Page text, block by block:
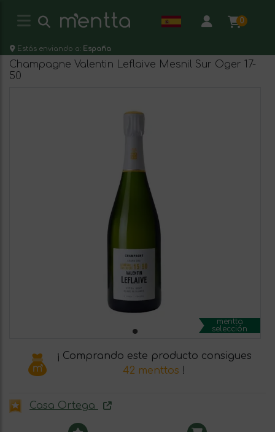
0
Estás enviando a: España
Champagne Valentin Leflaive Mesnil Sur Oger 17-
50
mentta
selección
¡ Comprando este producto consigues
42 menttos !
Casa Ortega